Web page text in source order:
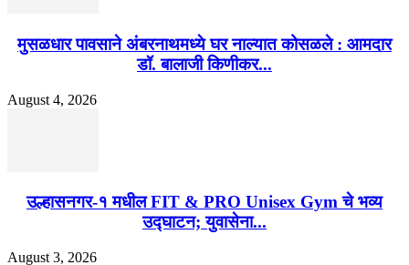
मुसळधार पावसाने अंबरनाथमध्ये घर नाल्यात कोसळले : आमदार
डॉ. बालाजी किणीकर...
August 4, 2026
उल्हासनगर-१ मधील FIT & PRO Unisex Gym चे भव्य
उद्घाटन; युवासेना...
August 3, 2026